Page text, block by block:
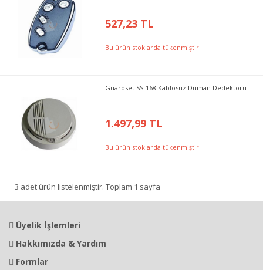
527,23 TL
Bu ürün stoklarda tükenmiştir.
Guardset SS-168 Kablosuz Duman Dedektörü
1.497,99 TL
Bu ürün stoklarda tükenmiştir.
3 adet ürün listelenmiştir. Toplam 1 sayfa
Üyelik İşlemleri
Hakkımızda & Yardım
Formlar